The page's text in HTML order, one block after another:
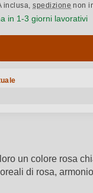
inclusa,spedizione non
in 1-3 giorni lavorativi
un colore rosa
di rosa,